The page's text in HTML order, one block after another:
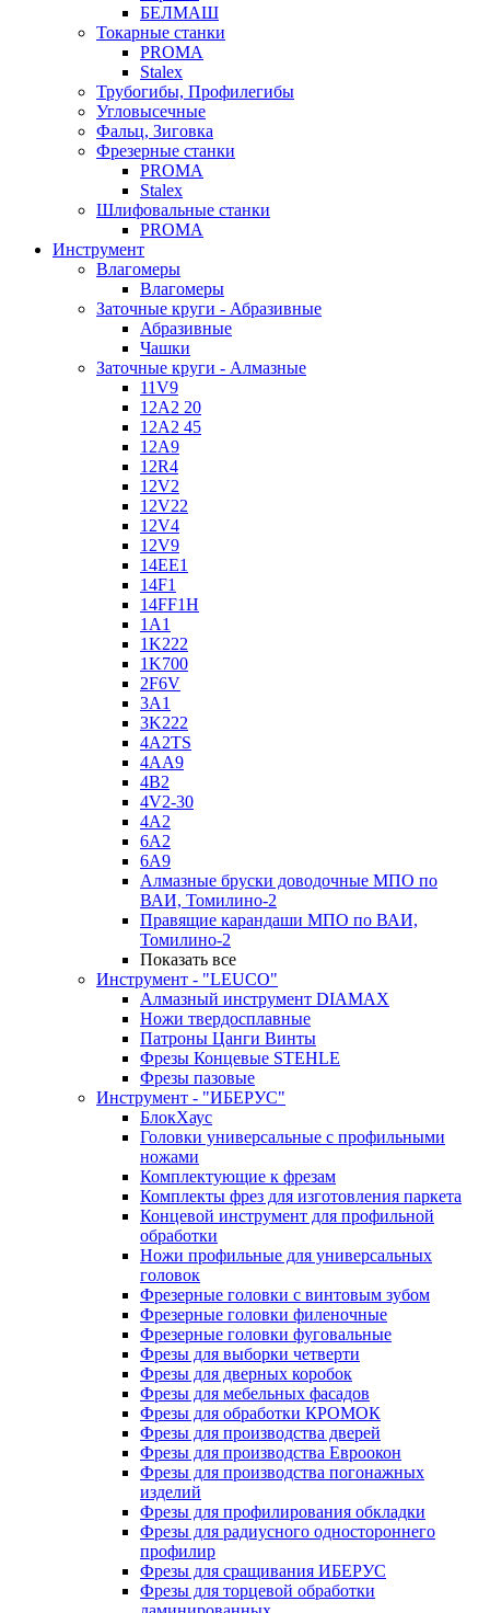
БЕЛМАШ
Токарные станки
PROMA
Stalex
Трубогибы, Профилегибы
Угловысечные
Фальц, Зиговка
Фрезерные станки
PROMA
Stalex
Шлифовальные станки
PROMA
Инструмент
Влагомеры
Влагомеры
Заточные круги - Абразивные
Абразивные
Чашки
Заточные круги - Алмазные
11V9
12A2 20
12A2 45
12A9
12R4
12V2
12V22
12V4
12V9
14EE1
14F1
14FF1H
1A1
1K222
1K700
2F6V
3A1
3K222
4A2TS
4AA9
4B2
4V2-30
4А2
6A2
6A9
Алмазные бруски доводочные МПО по
ВАИ, Томилино-2
Правящие карандаши МПО по ВАИ,
Томилино-2
Показать все
Инструмент - "LEUCO"
Алмазный инструмент DIAMAX
Ножи твердосплавные
Патроны Цанги Винты
Фрезы Концевые STEHLE
Фрезы пазовые
Инструмент - "ИБЕРУС"
БлокХаус
Головки универсальные с профильными
ножами
Комплектующие к фрезам
Комплекты фрез для изготовления паркета
Концевой инструмент для профильной
обработки
Ножи профильные для универсальных
головок
Фрезерные головки с винтовым зубом
Фрезерные головки филеночные
Фрезерные головки фуговальные
Фрезы для выборки четверти
Фрезы для дверных коробок
Фрезы для мебельных фасадов
Фрезы для обработки КРОМОК
Фрезы для производства дверей
Фрезы для производства Евроокон
Фрезы для производства погонажных
изделий
Фрезы для профилирования обкладки
Фрезы для радиусного одностороннего
профилир
Фрезы для сращивания ИБЕРУС
Фрезы для торцевой обработки